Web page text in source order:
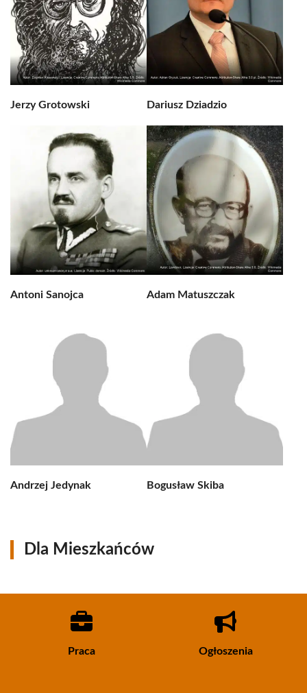
Jerzy Grotowski Dariusz Dziadzio
Antoni Sanojca Adam Matuszczak
Andrzej Jedynak Bogusław Skiba
Dla Mieszkańców
Praca Ogłoszenia